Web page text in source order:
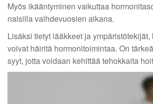
Myös ikääntyminen vaikuttaa
naisilla vaihdevuosien aikana.
Lisäksi tietyt lääkkeet ja
voivat häiritä hormonitoimintaa. On
syyt, jotta voidaan kehittää tehokkaita